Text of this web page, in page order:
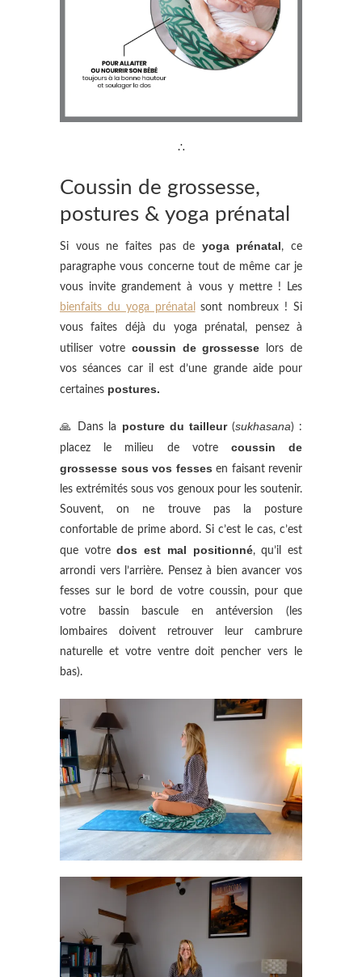
∴
Coussin de grossesse,
postures & yoga prénatal
Si vous ne faites pas de yoga prénatal, ce
paragraphe vous concerne tout de même car je
vous invite grandement à vous y mettre ! Les
bienfaits du yoga prénatal
sont nombreux ! Si
vous faites déjà du yoga prénatal, pensez à
utiliser votre coussin de grossesse lors de
vos séances car il est d’une grande aide pour
certaines postures.
🙏 Dans la posture du tailleur(sukhasana) :
placez le milieu de votre coussin de
grossesse sous vos fesses en faisant revenir
les extrémités sous vos genoux pour les soutenir.
Souvent, on ne trouve pas la posture
confortable de prime abord. Si c’est le cas, c’est
que votredos est mal positionné, qu’il est
arrondi vers l’arrière. Pensez à bien avancer vos
fesses sur le bord de votre coussin, pour que
votre bassin bascule en antéversion (les
lombaires doivent retrouver leur cambrure
naturelle et votre ventre doit pencher vers le
bas).